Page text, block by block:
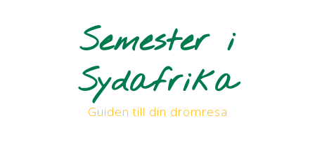
Semester i
Sydafrika
Guiden till din drömresa